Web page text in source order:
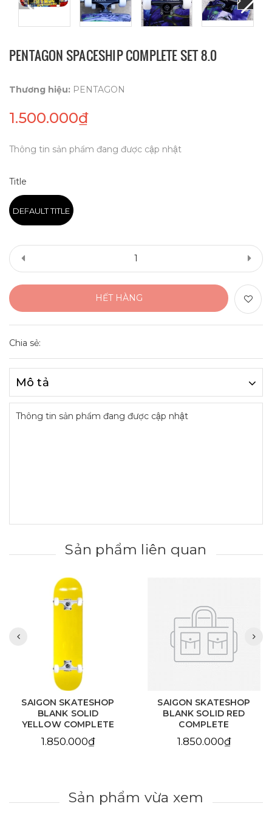
PENTAGON SPACESHIP COMPLETE SET 8.0
Thương hiệu: PENTAGON
1.500.000₫
Thông tin sản phẩm đang được cập nhật
Title
DEFAULT TITLE
HẾT HÀNG
Chia sẻ:
Mô tả
Thông tin sản phẩm đang được cập nhật
Sản phẩm liên quan
COMPLETE
SAIGON SKATESHOP
BLANK SOLID RED
SAIGON
Sản phẩm vừa xem